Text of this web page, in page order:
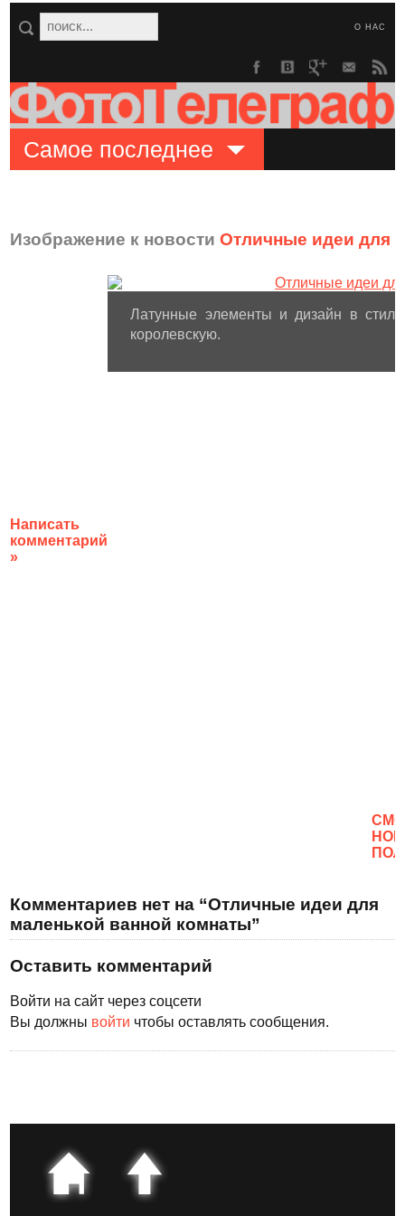
О НАС
Самое последнее
Изображение к новостиОтличные идеи для
Написать
комментарий
»
Латунные элементы и дизайн в
королевскую.
Комментариев нет на “Отличные идеи для
маленькой ванной комнаты”
Оставить комментарий
Войти на сайт через соцсети
Вы должны войти чтобы оставлять сообщения.